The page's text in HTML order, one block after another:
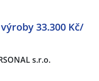
33.300 Kč/
s.r.o.